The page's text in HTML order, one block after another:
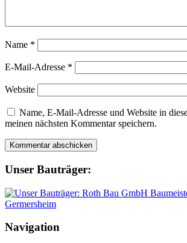
Name *
E-Mail-Adresse *
Website
Name, E-Mail-Adresse und Website in
meinen nächsten Kommentar speichern.
Unser Bauträger:
Navigation